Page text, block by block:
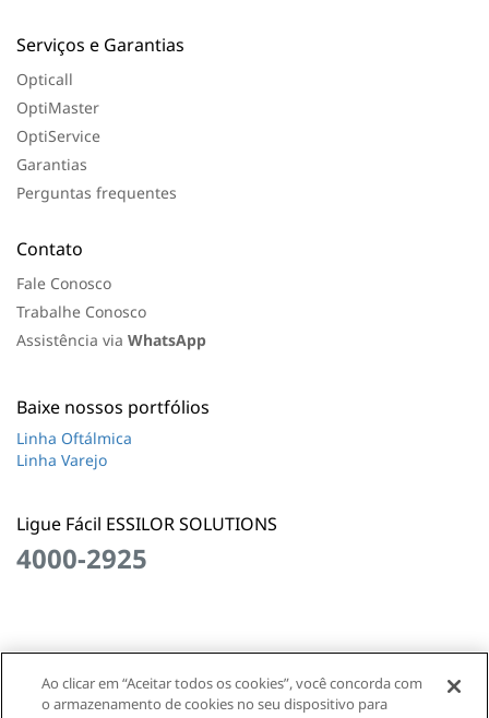
Serviços e Garantias
Opticall
OptiMaster
OptiService
Garantias
Perguntas frequentes
Contato
Fale Conosco
Trabalhe Conosco
Assistência via WhatsApp
Baixe nossos portfólios
Linha Oftálmica
Linha Varejo
Ligue Fácil ESSILOR SOLUTIONS
4000-2925
Essilor Solutions • Todos os direitos reservados © 1995 –
Ao clicar em “Aceitar todos os cookies”, você concorda com
o armazenamento de cookies no seu dispositivo para